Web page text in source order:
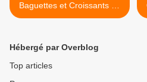
Baguettes et Croissants du
Loiret 2017 : les lauréats
Hébergé par Overblog
Top articles